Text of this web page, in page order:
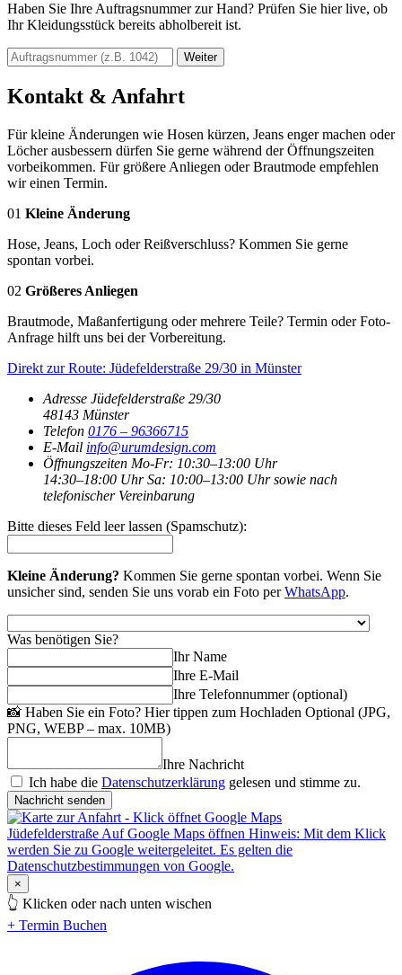
Haben Sie Ihre Auftragsnummer zur Hand? Prüfen Sie hier live, ob
Ihr Kleidungsstück bereits abholbereit ist.
Weiter
Kontakt & Anfahrt
Für kleine Änderungen wie Hosen kürzen, Jeans enger machen oder
Löcher ausbessern dürfen Sie gerne während der Öffnungszeiten
vorbeikommen. Für größere Anliegen oder Brautmode empfehlen
wir einen Termin.
01 Kleine Änderung
Hose, Jeans, Loch oder Reißverschluss? Kommen Sie gerne
spontan vorbei.
02 Größeres Anliegen
Brautmode, Maßanfertigung oder mehrere Teile? Termin oder Foto-
Anfrage hilft uns bei der Vorbereitung.
Direkt zur Route: Jüdefelderstraße 29/30 in Münster
Adresse Jüdefelderstraße 29/30
48143 Münster
Telefon 0176 – 96366715
E-Mail info@urumdesign.com
Öffnungszeiten Mo-Fr: 10:30–13:00 Uhr
14:30–18:00 Uhr Sa: 10:00–13:00 Uhr sowie nach
telefonischer Vereinbarung
Bitte dieses Feld leer lassen (Spamschutz):
Kleine Änderung? Kommen Sie gerne spontan vorbei. Wenn Sie
unsicher sind, senden Sie uns vorab ein Foto per WhatsApp.
Was benötigen Sie?
Ihr Name
Ihre E-Mail
Ihre Telefonnummer (optional)
📸 Haben Sie ein Foto? Hier tippen zum Hochladen Optional (JPG,
PNG, WEBP – max. 10MB)
Ihre Nachricht
Ich habe die Datenschutzerklärung gelesen und stimme zu.
Nachricht senden
Jüdefelderstraße Auf Google Maps öffnen Hinweis: Mit dem Klick
werden Sie zu Google weitergeleitet. Es gelten die
Datenschutzbestimmungen von Google.
×
👆 Klicken oder nach unten wischen
+ Termin Buchen